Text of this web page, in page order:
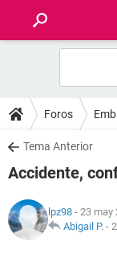
FORUMS
SALUD
NUTRICIÓN
Foros
Tema Anterior
Accidente,
lpz98 - 23 may
Abigail P. -